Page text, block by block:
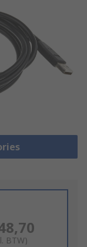
BTW)